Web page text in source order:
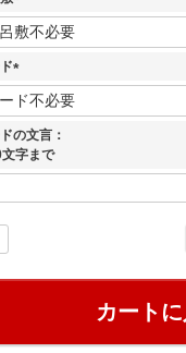
(
必
須
(
必
須
)
の文言：
字まで
カート